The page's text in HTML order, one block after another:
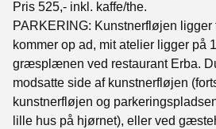
Pris 525,- inkl. kaffe/the.
PARKERING: Kunstnerfløjen ligger
kommer op ad, mit atelier ligger på
græsplænen ved restaurant Erba.
modsatte side af kunstnerfløjen
kunstnerfløjen og
lille hus på hjørnet), eller ved